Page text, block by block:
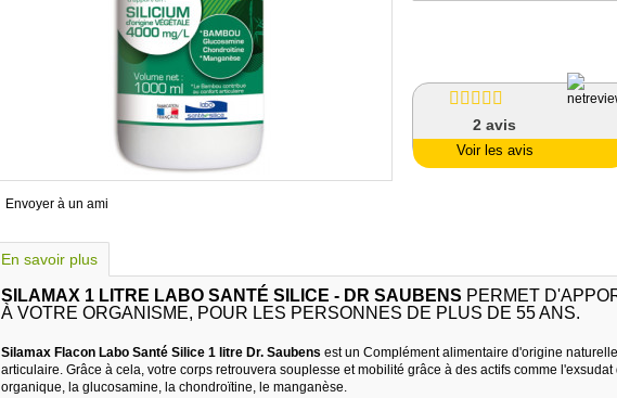
Envoyer à un ami
2avis
Voir les avis
En savoir plus
SILAMAX 1 LITRE LABO SANTÉ SILICE - DR SAUBENS PERMET
À VOTRE ORGANISME, POUR LES PERSONNES DE PLUS DE 55 ANS.
Silamax Flacon Labo Santé Silice 1 litre Dr. Saubens est un Complément alimentaire d'origine
articulaire. Grâce à cela, votre corps retrouvera souplesse et mobilité grâce à des actifs comme
organique, la glucosamine, la chondroïtine, le manganèse.